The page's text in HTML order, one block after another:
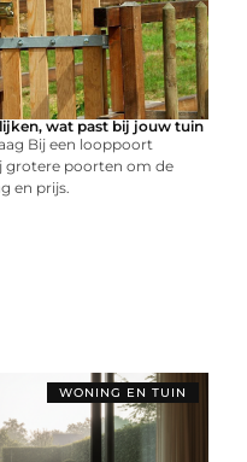
wat past bij jouw tuin
Bij een looppoort
grotere poorten om de
en prijs.
WONING EN TUIN